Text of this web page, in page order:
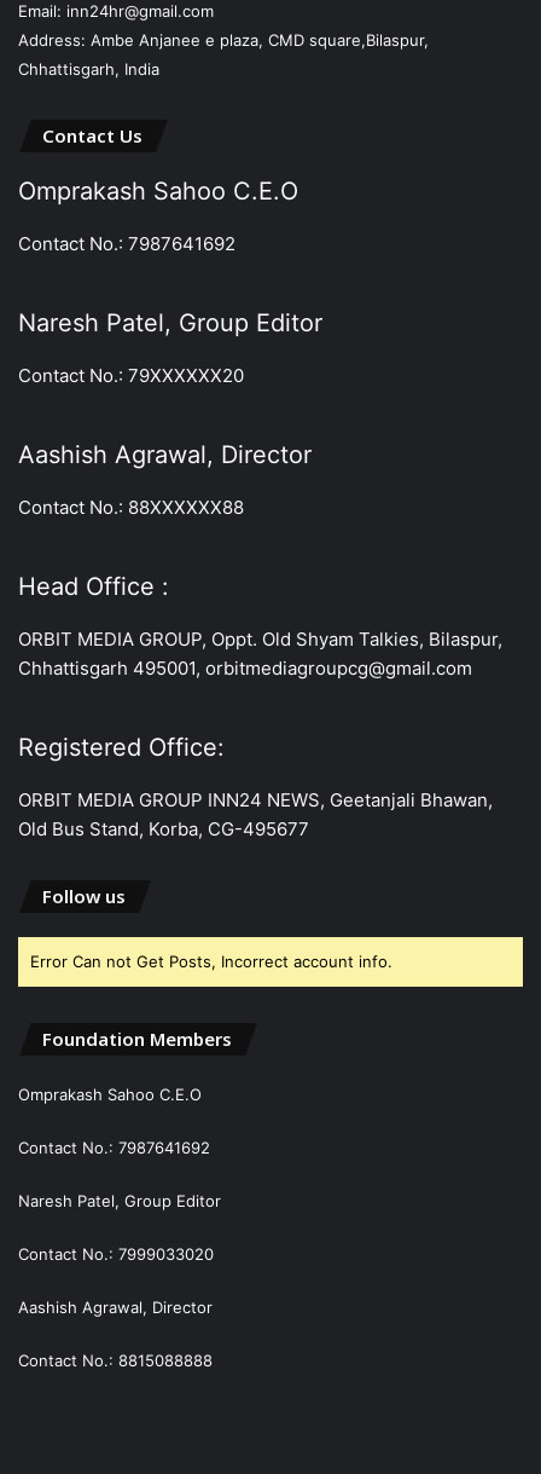
Email: inn24hr@gmail.com
Address: Ambe Anjanee e plaza, CMD square,Bilaspur,
Chhattisgarh, India
Contact Us
Omprakash Sahoo C.E.O
Contact No.: 7987641692
Naresh Patel, Group Editor
Contact No.: 79XXXXXX20
Aashish Agrawal, Director
Contact No.: 88XXXXXX88
Head Office :
ORBIT MEDIA GROUP, Oppt. Old Shyam Talkies, Bilaspur,
Chhattisgarh 495001, orbitmediagroupcg@gmail.com
Registered Office:
ORBIT MEDIA GROUP INN24 NEWS, Geetanjali Bhawan,
Old Bus Stand, Korba, CG-495677
Follow us
Error Can not Get Posts, Incorrect account info.
Foundation Members
Omprakash Sahoo C.E.O
Contact No.: 7987641692
Naresh Patel, Group Editor
Contact No.: 7999033020
Aashish Agrawal, Director
Contact No.: 8815088888